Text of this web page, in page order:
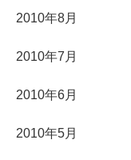
2010年8月
2010年7月
2010年6月
2010年5月